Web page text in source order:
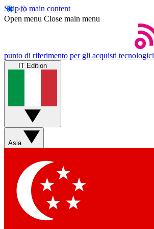
Skip to main content
Open menu Close main menu
punto di riferimento per gli acquisti tecnologici
IT Edition
Asia